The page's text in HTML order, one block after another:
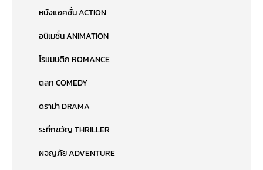
หนังแอคชั่น ACTION
อนิเมชั่น ANIMATION
โรแมนติก ROMANCE
ตลก COMEDY
ดราม่า DRAMA
ระทึกขวัญ THRILLER
ผจญภัย ADVENTURE